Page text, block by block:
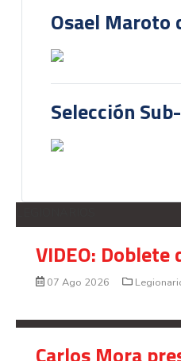
Osael Maroto
Selección
VIDEO:
07 Ago 2026